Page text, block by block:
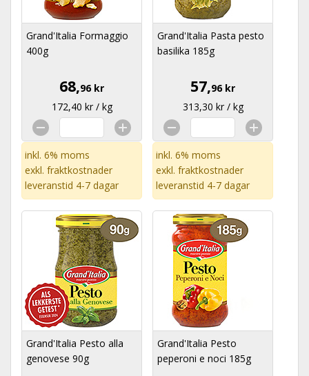
Grand'Italia Formaggio
400g
68,96 kr
172,40 kr / kg
inkl. 6% moms
exkl. fraktkostnader
leveranstid 4-7 dagar
Grand'Italia Pasta pesto
basilika 185g
57,96 kr
313,30 kr / kg
inkl. 6% moms
exkl. fraktkostnader
leveranstid 4-7 dagar
Grand'Italia Pesto alla
genovese 90g
Grand'Italia Pesto
peperoni e noci 185g